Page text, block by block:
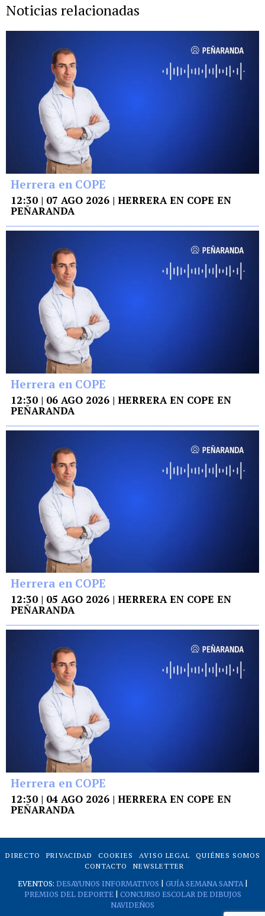
Noticias relacionadas
Herrera en COPE
12:30 | 07 AGO 2026 | HERRERA EN COPE EN
PEÑARANDA
Herrera en COPE
12:30 | 06 AGO 2026 | HERRERA EN COPE EN
PEÑARANDA
Herrera en COPE
12:30 | 05 AGO 2026 | HERRERA EN COPE EN
PEÑARANDA
Herrera en COPE
12:30 | 04 AGO 2026 | HERRERA EN COPE EN
PEÑARANDA
DIRECTO PRIVACIDAD COOKIES AVISO LEGAL
QUIÉNES SOMOS
CONTACTO
NEWSLETTER
EVENTOS: DESAYUNOS INFORMATIVOS GUÍA SEMANA SANTA|
PREMIOS DEL DEPORTE| CONCURSO ESCOLAR DE DIBUJOS
NAVIDEÑOS